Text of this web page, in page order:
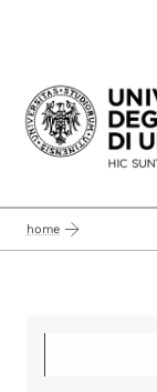
Passa
home